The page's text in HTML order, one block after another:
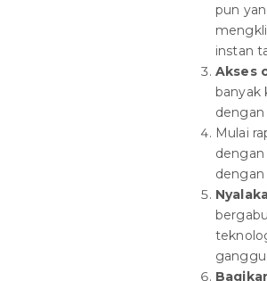
pun
instan
Akses
banyak
Mulai
dengan